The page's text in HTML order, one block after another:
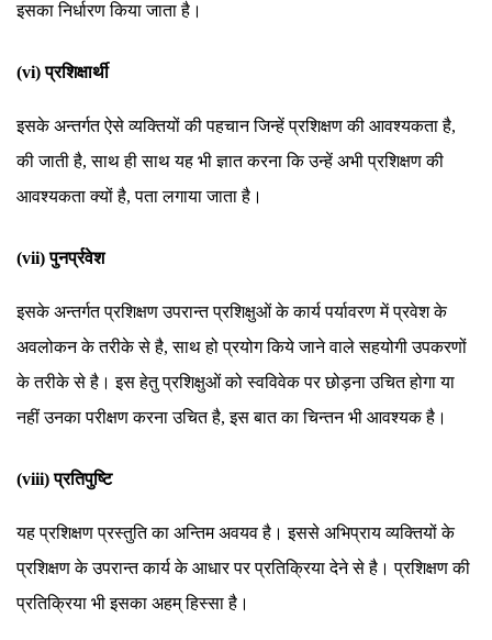
इसका निर्धारण किया जाता है।
(vi) प्रशिक्षार्थी
इसके अन्तर्गत ऐसे व्यक्तियों की पहचान जिन्हें प्रशिक्षण की आवश्यकता है,
की जाती है, साथ ही साथ यह भी ज्ञात करना कि उन्हें अभी प्रशिक्षण की
आवश्यकता क्यों है, पता लगाया जाता है।
(vii) पुनर्प्रवेश
इसके अन्तर्गत प्रशिक्षण उपरान्त प्रशिक्षुओं के कार्य पर्यावरण में प्रवेश के
अवलोकन के तरीके से है, साथ हो प्रयोग किये जाने वाले सहयोगी उपकरणों
के तरीके से है। इस हेतु प्रशिक्षुओं को स्वविवेक पर छोड़ना उचित होगा या
नहीं उनका परीक्षण करना उचित है, इस बात का चिन्तन भी आवश्यक है।
(viii) प्रतिपुष्टि
यह प्रशिक्षण प्रस्तुति का अन्तिम अवयव है। इससे अभिप्राय व्यक्तियों के
प्रशिक्षण के उपरान्त कार्य के आधार पर प्रतिक्रिया देने से है। प्रशिक्षण की
प्रतिक्रिया भी इसका अहम् हिस्सा है।